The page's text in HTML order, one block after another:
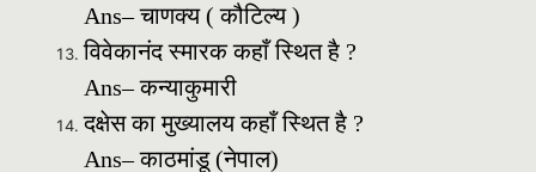
Ans– चाणक्य ( कौटिल्य )
विवेकानंद स्मारक कहाँ स्थित है ?
Ans– कन्याकुमारी
दक्षेस का मुख्यालय कहाँ स्थित है ?
Ans– काठमांडू (नेपाल)